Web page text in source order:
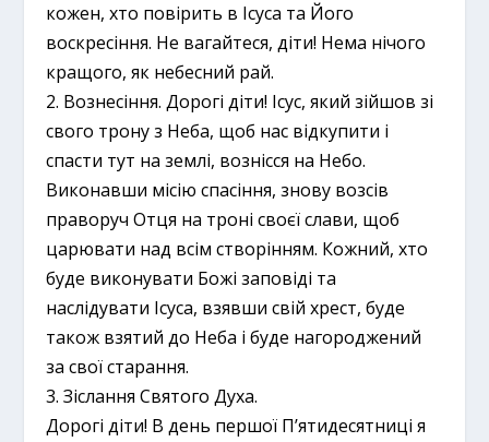
кожен, хто повірить в Ісуса та Його
воскресіння. Не вагайтеся, діти! Нема нічого
кращого, як небесний рай.
2. Вознесіння. Дорогі діти! Ісус, який зійшов зі
свого трону з Неба, щоб нас відкупити і
спасти тут на землі, вознісся на Небо.
Виконавши місію спасіння, знову возсів
праворуч Отця на троні своєї слави, щоб
царювати над всім створінням. Кожний, хто
буде виконувати Божі заповіді та
наслідувати Ісуса, взявши свій хрест, буде
також взятий до Неба і буде нагороджений
за свої старання.
3. Зіслання Святого Духа.
Дорогі діти! В день першої П’ятидесятниці я